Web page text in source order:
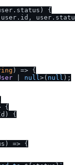
status ) {
id , user.
) => {
null>( null );
{
{
) => {